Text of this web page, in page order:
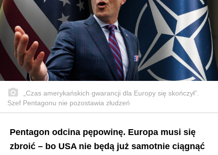
„Czas amerykańskich gwarancji dla Europy się skończył”.
Szef Pentagonu nie pozostawia złudzeń
Pentagon odcina pępowinę. Europa musi się
zbroić – bo USA nie będą już samotnie ciągnąć